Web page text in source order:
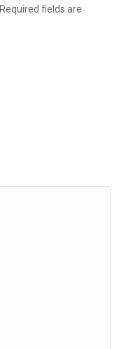
Required fields are